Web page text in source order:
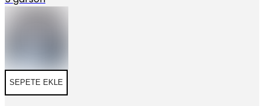
SEPETE EKLE